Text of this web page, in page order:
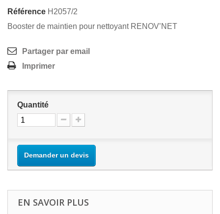
Référence H2057/2
Booster de maintien pour nettoyant RENOV’NET
Partager par email
Imprimer
Quantité
Demander un devis
EN SAVOIR PLUS